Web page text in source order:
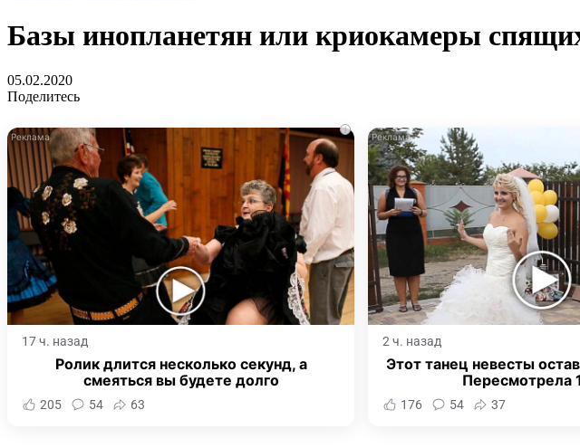
Базы инопланетян или криокамеры
05.02.2020
Поделитесь
i
17 ч. назад
Ролик длится несколько секунд, а
смеяться вы будете долго
205 54 63
2 ч. назад
Этот танец невесты
Пересмотрела
176 54 37